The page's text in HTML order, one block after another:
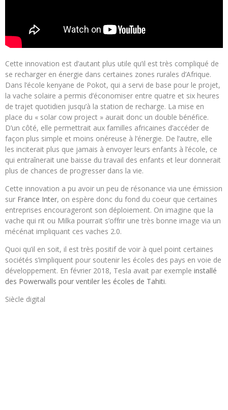
Cette innovation est d’autant plus utile qu’il est très compliqué de
se recharger en énergie dans certaines zones rurales d’Afrique.
Dans l’école kenyane de Pokot, qui a servi de base pour le projet,
la vache solaire a permis d’économiser entre quatre et six heures
de trajet quotidien jusqu’à la station de recharge. La mise en
place du « solar cow project » aurait donc un double bénéfice.
D’un côté, elle permettrait aux familles africaines d’accéder de
façon plus simple et moins onéreuse à l’énergie. De l’autre, elle
les inciterait plus que jamais à envoyer leurs enfants à l’école, ce
qui entraînerait une baisse du travail des enfants et leur donnerait
plus de chances de progresser dans la vie.
Cette innovation a pu avoir un peu de résonance via une émission
sur France Inter, on espère donc du fond du coeur que certaines
entreprises encourageront son déploiement. On imagine que la
vache qui rit ou Milka pourrait s’offrir une très bonne image via un
mécénat impliquant ces vaches 2.0.
Quoi qu’il en soit, il est très positif de voir à quel point certaines
sociétés s’impliquent pour soutenir les écoles des pays en voie de
développement. En février 2018, Tesla avait par exemple installé
des Powerwalls pour ventiler les écoles de Tahiti.
Siècle digital